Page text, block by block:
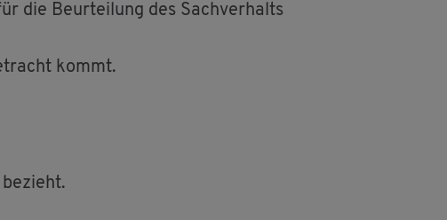
die Be­ur­tei­lung des Sach­ver­halts
kommt.